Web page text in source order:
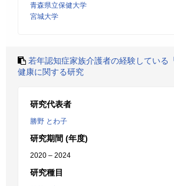
青森県立保健大学
宮城大学
若年認知症家族介護者の経験している
健康に関する研究
研究代表者
勝野 とわ子
研究期間 (年度)
2020 – 2024
研究種目